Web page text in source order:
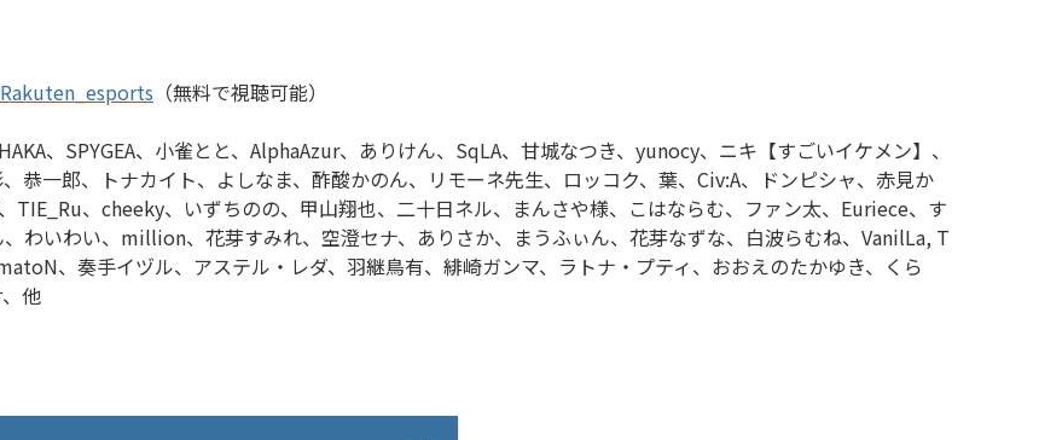
（無料で視聴可能）
、SPYGEA、小雀とと、AlphaAzur、ありけん、SqLA、甘城なつき、yunocy、ニキ【すごいイケメン】、
恭一郎、トナカイト、よしなま、酢酸かのん、リモーネ先⽣、ロッコク、葉、Civ:A、ドンピシャ、赤見か
TIE_Ru、cheeky、いずちのの、甲山翔也、二十日ネル、まんさや様、こはならむ、ファン太、Euriece、す
わいわい、million、花芽すみれ、空澄セナ、ありさか、まうふぃん、花芽なずな、白波らむね、VanilLa, T
、奏手イヅル、アステル・レダ、羽継鳥有、緋崎ガンマ、ラトナ・プティ、おおえのたかゆき、くら
他